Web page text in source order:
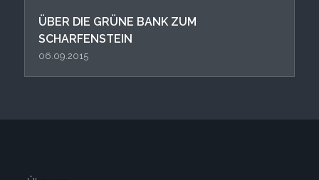
ÜBER DIE GRÜNE BANK ZUM
SCHARFENSTEIN
06.09.2015